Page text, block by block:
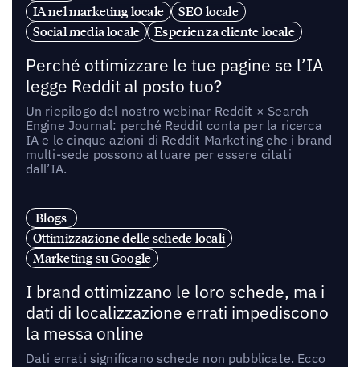
IA nel marketing locale
SEO locale
Social media locale
Esperienza cliente locale
Perché ottimizzare le tue pagine se l’IA
legge Reddit al posto tuo?
Un riepilogo del nostro webinar Reddit × Search
Engine Journal: perché Reddit conta per la ricerca
IA e le cinque azioni di Reddit Marketing che i brand
multi-sede possono attuare per essere citati
dall’IA.
Blogs
Ottimizzazione delle schede locali
Marketing su Google
I brand ottimizzano le loro schede, ma i
dati di localizzazione errati impediscono
la messa online
Dati errati significano schede non pubblicate. Ecco